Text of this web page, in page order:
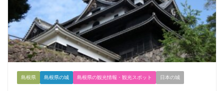
島根県 島根県の城 島根県の観光情報・観光スポット 日本の城